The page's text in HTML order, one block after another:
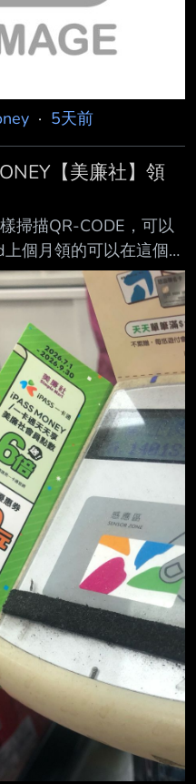
· 5天前
【美廉社】領
掃描QR-CODE，可以
個月領的可以在這個月
8月才能用 : 於實體門市
元 : 活動期間(7、8、9
描 QR-CODE 即可領取
市找了一下，才看到
拍照了，掃描即可領
限領 1 張，每月總限量
止。 :
: https